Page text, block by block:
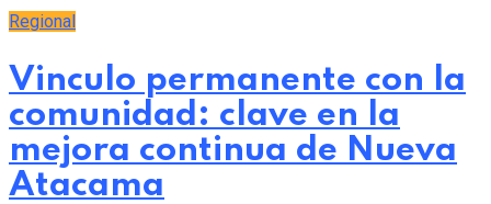
Regional
Vinculo permanente con la
comunidad: clave en la
mejora continua de Nueva
Atacama